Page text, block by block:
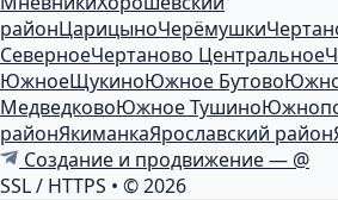
районЦарицыноЧерёмушки
СеверноеЧертаново Центральное
ЮжноеЩукиноЮжное Бутово
МедведковоЮжное Тушино
районЯкиманкаЯрославский район
Создание и продвижение — @
SSL / HTTPS • © 2026